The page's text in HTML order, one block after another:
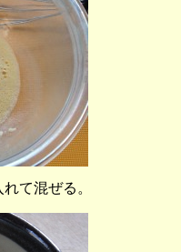
て混ぜる。